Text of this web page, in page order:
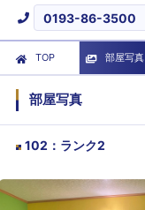
0193-86-3500
TOP 部屋写真
部屋写真
102 ： ランク2